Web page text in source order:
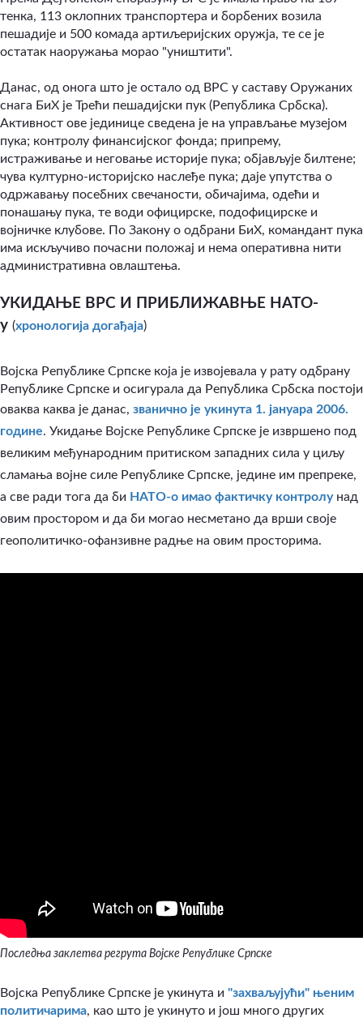
тенка, 113 оклопних транспортера и борбених возила
пешадије и 500 комада артиљеријских оружја, те се је
остатак наоружања морао "уништити".
Данас, од онога што је остало од ВРС у саставу Оружаних
снага БиХ је Трећи пешадијски пук (Република Србска).
Активност ове јединице сведена је на управљање музејом
пука; контролу финансијског фонда; припрему,
истраживање и неговање историје пука; објављује билтене;
чува културно-историјско наслеђе пука; даје упутства о
одржавању посебних свечаности, обичајима, одећи и
понашању пука, те води официрске, подофицирске и
војничке клубове. По Закону о одбрани БиХ, командант пука
има искључиво почасни положај и нема оперативна нити
административна овлаштења.
УКИДАЊЕ ВРС И ПРИБЛИЖАВЊЕ НАТО-
у (хронологија догађаја)
Војска Републике Српске која је извојевала у рату одбрану
Републике Српске и осигурала да Република Србска постоји
оваква каква је данас, званично је укинута 1. јануара 2006.
године. Укидање Војске Републике Српске је извршено под
великим међународним притиском западних сила у циљу
сламања војне силе Републике Српске, једине им препреке,
а све ради тога да би НАТО-о имао фактичку контролунад
овим простором и да би могао несметано да врши своје
геополитичко-офанзивне радње на овим просторима.
Последња заклетва регрута Војске Републике Српске
Војска Републике Српске је укинута и "захваљујући" њеним
политичарима, као што је укинуто и још много других